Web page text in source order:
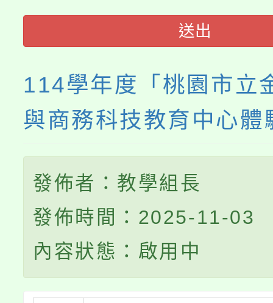
送出
114學年度「桃園市立
與商務科技教育中心體
發佈者：教學組長
發佈時間：2025-11-03
內容狀態：啟用中